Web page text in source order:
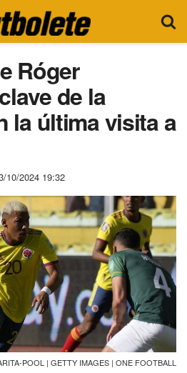
Róger
de la
la última visita a
10/2024 19:32
POOL | GETTY IMAGES | ONE FOOTBALL